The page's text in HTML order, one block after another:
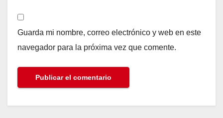
Guarda mi nombre, correo electrónico y web en este
navegador para la próxima vez que comente.